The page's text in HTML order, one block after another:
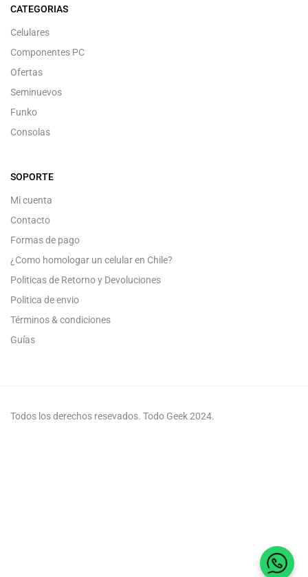
CATEGORIAS
Celulares
Componentes PC
Ofertas
Seminuevos
Funko
Consolas
SOPORTE
Mi cuenta
Contacto
Formas de pago
¿Como homologar un celular en Chile?
Politicas de Retorno y Devoluciones
Politica de envio
Términos & condiciones
Guías
Todos los derechos resevados. Todo Geek 2024.
Habla